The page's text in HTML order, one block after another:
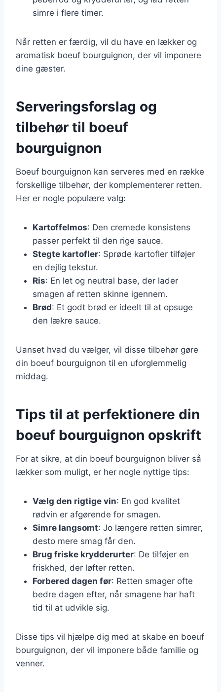
simre i flere timer.
Når retten er færdig, vil du have en lækker og
aromatisk boeuf bourguignon, der vil imponere
dine gæster.
Serveringsforslag og
tilbehør til boeuf
bourguignon
Boeuf bourguignon kan serveres med en række
forskellige tilbehør, der komplementerer retten.
Her er nogle populære valg:
Kartoffelmos: Den cremede konsistens
passer perfekt til den rige sauce.
Stegte kartofler: Sprøde kartofler tilføjer
en dejlig tekstur.
Ris: En let og neutral base, der lader
smagen af retten skinne igennem.
Brød: Et godt brød er ideelt til at opsuge
den lækre sauce.
Uanset hvad du vælger, vil disse tilbehør gøre
din boeuf bourguignon til en uforglemmelig
middag.
Tips til at perfektionere din
boeuf bourguignon opskrift
For at sikre, at din boeuf bourguignon bliver så
lækker som muligt, er her nogle nyttige tips:
Vælg den rigtige vin: En god kvalitet
rødvin er afgørende for smagen.
Simre langsomt: Jo længere retten simrer,
desto mere smag får den.
Brug friske krydderurter: De tilføjer en
friskhed, der løfter retten.
Forbered dagen før: Retten smager ofte
bedre dagen efter, når smagene har haft
tid til at udvikle sig.
Disse tips vil hjælpe dig med at skabe en boeuf
bourguignon, der vil imponere både familie og
venner.